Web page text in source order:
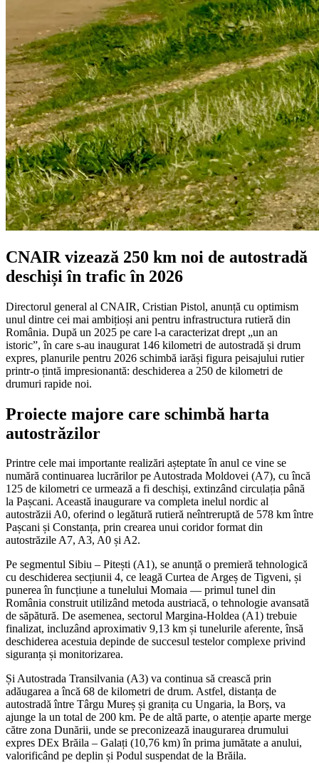
CNAIR vizează 250 km noi de autostradă
deschiși în trafic în 2026
Directorul general al CNAIR, Cristian Pistol, anunță cu optimism
unul dintre cei mai ambițioși ani pentru infrastructura rutieră din
România. După un 2025 pe care l-a caracterizat drept „un an
istoric”, în care s-au inaugurat 146 kilometri de autostradă și drum
expres, planurile pentru 2026 schimbă iarăși figura peisajului rutier
printr-o țintă impresionantă: deschiderea a 250 de kilometri de
drumuri rapide noi.
Proiecte majore care schimbă harta
autostrăzilor
Printre cele mai importante realizări așteptate în anul ce vine se
numără continuarea lucrărilor pe Autostrada Moldovei (A7), cu încă
125 de kilometri ce urmează a fi deschiși, extinzând circulația până
la Pașcani. Această inaugurare va completa inelul nordic al
autostrăzii A0, oferind o legătură rutieră neîntreruptă de 578 km între
Pașcani și Constanța, prin crearea unui coridor format din
autostrăzile A7, A3, A0 și A2.
Pe segmentul Sibiu – Pitești (A1), se anunță o premieră tehnologică
cu deschiderea secțiunii 4, ce leagă Curtea de Argeș de Tigveni, și
punerea în funcțiune a tunelului Momaia — primul tunel din
România construit utilizând metoda austriacă, o tehnologie avansată
de săpătură. De asemenea, sectorul Margina-Holdea (A1) trebuie
finalizat, incluzând aproximativ 9,13 km și tunelurile aferente, însă
deschiderea acestuia depinde de succesul testelor complexe privind
siguranța și monitorizarea.
Și Autostrada Transilvania (A3) va continua să crească prin
adăugarea a încă 68 de kilometri de drum. Astfel, distanța de
autostradă între Târgu Mureș și granița cu Ungaria, la Borș, va
ajunge la un total de 200 km. Pe de altă parte, o atenție aparte merge
către zona Dunării, unde se preconizează inaugurarea drumului
expres DEx Brăila – Galați (10,76 km) în prima jumătate a anului,
valorificând pe deplin și Podul suspendat de la Brăila.